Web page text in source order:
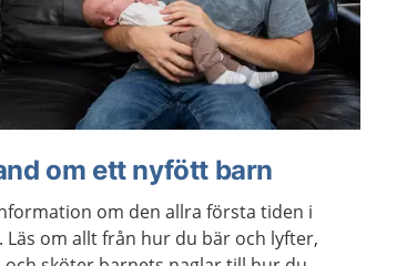
om ett nyfött barn
om den allra första tiden i
Läs om allt från hur du bär och lyfter,